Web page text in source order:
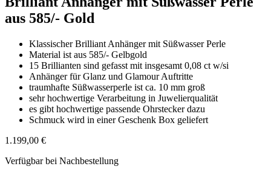
aus 585/- Gold
Klassischer Brilliant Anhänger mit Süßwasser Perle
Material ist aus 585/- Gelbgold
15 Brillianten sind gefasst mit insgesamt 0,08 ct w/si
Anhänger für Glanz und Glamour Auftritte
traumhafte Süßwasserperle ist ca. 10 mm groß
sehr hochwertige Verarbeitung in Juwelierqualität
es gibt hochwertige passende Ohrstecker dazu
Schmuck wird in einer Geschenk Box geliefert
1.199,00 €
Verfügbar bei Nachbestellung